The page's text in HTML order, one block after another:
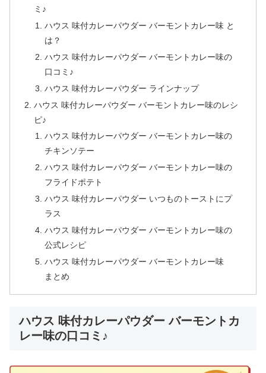
ミ♪
ハウス 味付カレーパウダー バーモントカレー味 と
は？
ハウス 味付カレーパウダー バーモントカレー味の
口コミ♪
ハウス 味付カレーパウダー ラインナップ
ハウス 味付カレーパウダー バーモントカレー味のレシ
ピ♪
ハウス 味付カレーパウダー バーモントカレー味の
チキンソテー
ハウス 味付カレーパウダー バーモントカレー味の
フライドポテト
ハウス 味付カレーパウダー いつものトーストにプ
ラス
ハウス 味付カレーパウダー バーモントカレー味の
公式レシピ
ハウス 味付カレーパウダー バーモントカレー味
まとめ
ハウス 味付カレーパウダー バーモントカ
レー味の口コミ♪